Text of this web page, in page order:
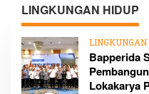
LINGKUNGAN HIDUP
Bapperida
Lokakarya